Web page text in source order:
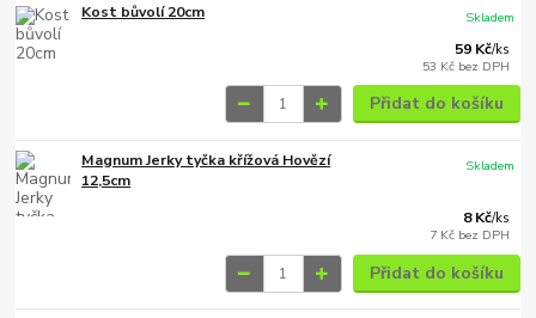
Kost bůvolí 20cm
59 Kč/ks
53 Kč bez DPH
Skladem
Přidat do košíku
Magnum Jerky tyčka křížová Hovězí
12,5cm
8 Kč/ks
7 Kč bez DPH
Skladem
Přidat do košíku